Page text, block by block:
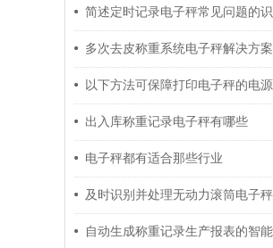
多次去皮称重系统电子秤解决方案
出入库称重记录电子秤有哪些
电子秤都有适合那些行业